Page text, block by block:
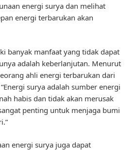
energi surya dan melihat
energi terbarukan akan
banyak manfaat yang tidak dapat
adalah keberlanjutan. Menurut
ahli energi terbarukan dari
surya adalah sumber energi
habis dan tidak akan merusak
penting untuk menjaga bumi
energi surya juga dapat